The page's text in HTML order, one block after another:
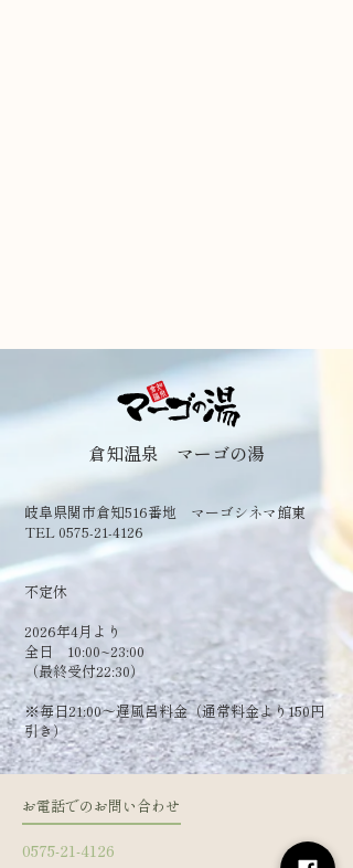
倉知温泉 マーゴの湯
岐阜県関市倉知516番地 マーゴシネマ館東
TEL 0575-21-4126
​不定休
2026年4月より
全日 10:00~23:00
（最終受付22:30）
​※毎日21:00～遅風呂料金（通常料金より150円
引き）
お電話でのお問い合わせ
0575-21-4126